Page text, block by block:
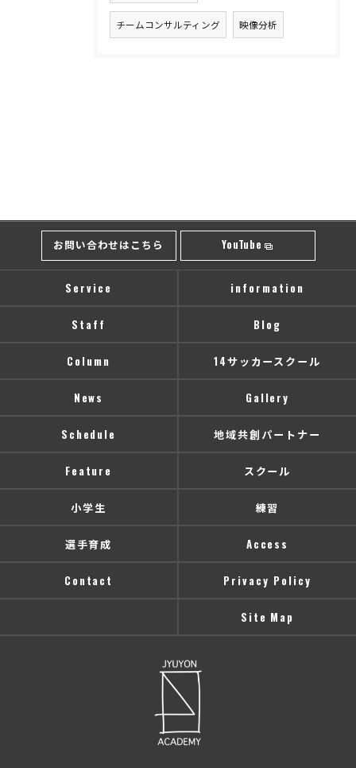
チームコンサルティング 映像分析
お問い合わせはこちら YouTube
Service information
Staff Blog
Column 14サッカースクール
News Gallery
Schedule 地域共創パートナー
Feature スクール
小学生 練習
選手育成 Access
Contact Privacy Policy
Site Map